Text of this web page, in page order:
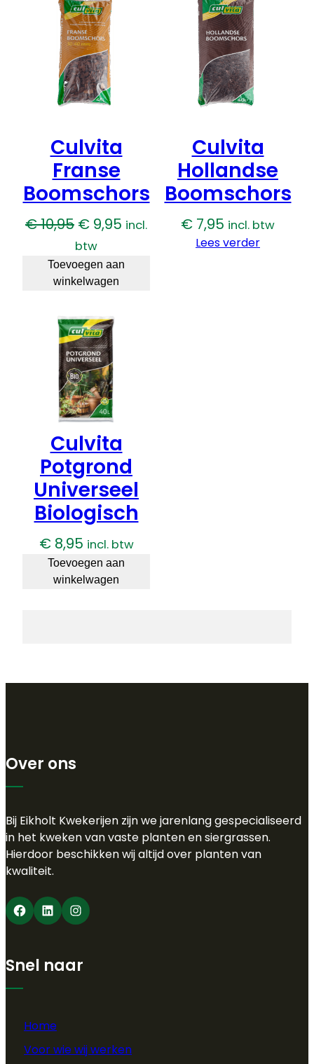
UITVERKOOP
Culvita
Franse
Boomschors
€10,95 Oorspronkelijke
prijs
was:
€ 10,95.
€ 9,95 Huidige
is:
incl.
btw
Toevoegen aan
winkelwagen
Culvita
Hollandse
Boomschors
€ 7,95 incl. btw
Lees verder
Culvita
Potgrond
Universeel
Biologisch
€8,95 incl. btw
Toevoegen aan
winkelwagen
Over ons
Bij Eikholt Kwekerijen zijn we jarenlang gespecialiseerd
in het kweken van vaste planten en siergrassen.
Hierdoor beschikken wij altijd over planten van
kwaliteit.
Facebook LinkedIn Instagram
Snel naar
Home
Voor wie wij werken